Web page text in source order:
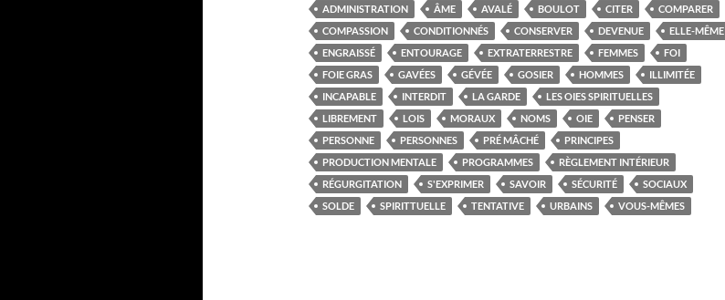
ADMINISTRATION ÂME AVALÉ BOULOT CITER
COMPARER
COMPASSION
CONDITIONNÉS CONSERVER DEVENUE
ELLE-MÊME
ENGRAISSÉ
ENTOURAGE EXTRATERRESTRE FEMMES
FOI
FOIE GRAS
GAVÉES GÉVÉE GOSIER HOMMES
ILLIMITÉE
INCAPABLE
INTERDIT LA GARDE
LES OIES SPIRITUELLES
LIBREMENT
LOIS MORAUX NOMS OIE
PENSER
PERSONNE
PERSONNES PRÉ MÂCHÉ
PRINCIPES
PRODUCTION MENTALE
PROGRAMMES
RÈGLEMENT INTÉRIEUR
RÉGURGITATION
S'EXPRIMER SAVOIR SÉCURITÉ
SOCIAUX
SOLDE
SPIRITTUELLE TENTATIVE URBAINS VOUS-MÊMES